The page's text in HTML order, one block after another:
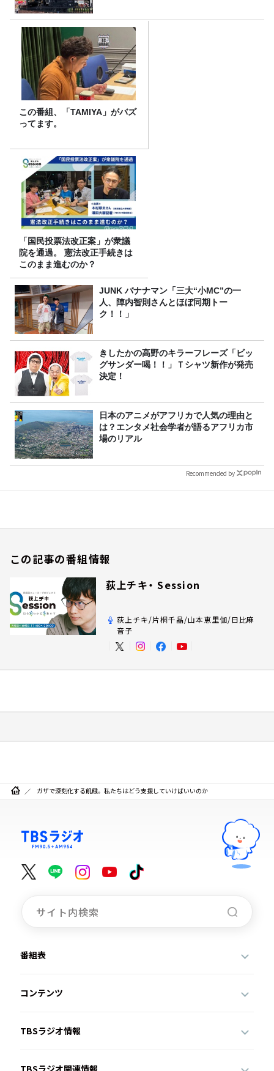
この番組、「TAMIYA」がバズ
ってます。
「国民投票法改正案」が衆議
院を通過。 憲法改正手続きは
このまま進むのか？
JUNK バナナマン「三大“小MC”の一
人、陣内智則さんとほぼ同期トー
ク！！」
きしたかの高野のキラーフレーズ「ビッ
グサンダー喝！！」Ｔシャツ新作が発売
決定！
日本のアニメがアフリカで人気の理由と
は？エンタメ社会学者が語るアフリカ市
場のリアル
Recommended by
この記事の番組情報
荻上チキ・ Session
荻上チキ/片桐千晶/山本恵里伽/日比麻
音子
ガザで深刻化する飢餓。 私たちはどう支援していけばいいのか
番組表
コンテンツ
TBSラジオ情報